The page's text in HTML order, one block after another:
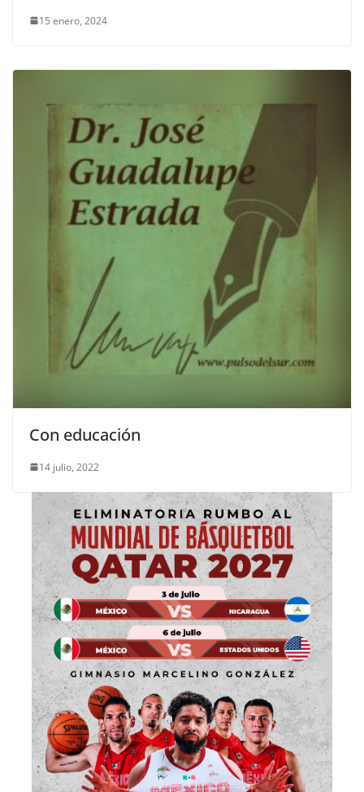
15 enero, 2024
Con educación
14 julio, 2022